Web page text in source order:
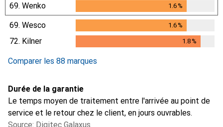
69. Wenko 1.6%
69. Wesco 1.6%
72. Kilner 1.8%
Comparer les 88 marques
Durée de la garantie
Le temps moyen de traitement entre l'arrivée au point de
service et le retour chez le client, en jours ouvrables.
Source: Digitec Galaxus